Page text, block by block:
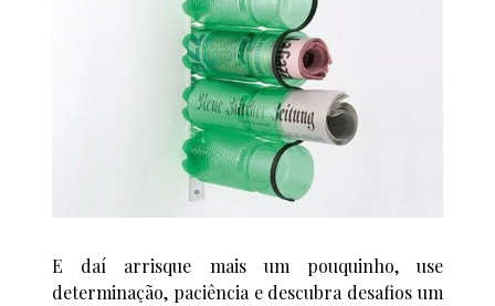
E daí arrisque mais um pouquinho, use
determinação, paciência e descubra desafios um